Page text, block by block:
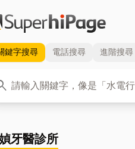
鍵字搜尋 電話搜尋 進階搜尋
鍵字
牙醫診所